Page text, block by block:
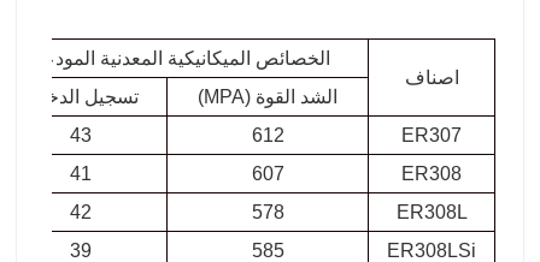
اصناف
الخصائص الميكانيكية المعدنية المودعة
الشد القوة (MPA)
تسجيل الدخول
ER307
612
43
ER308
607
41
ER308L
578
42
ER308LSi
585
39